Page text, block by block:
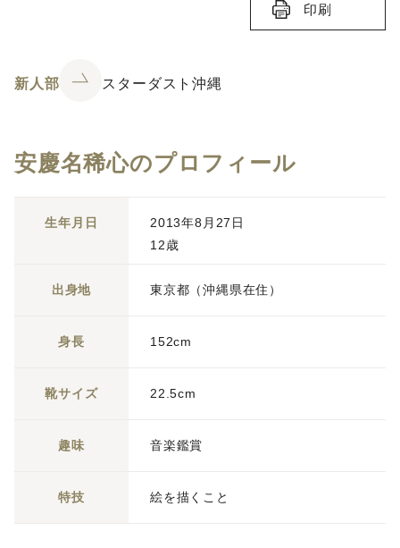
印刷
新人部 スターダスト沖縄
安慶名稀心のプロフィール
生年月日
2013年8月27日
12歳
出身地 東京都（沖縄県在住）
身長 152cm
靴サイズ 22.5cm
趣味 音楽鑑賞
特技 絵を描くこと